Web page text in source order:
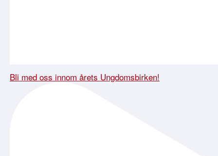
Bli med oss innom årets Ungdomsbirken!